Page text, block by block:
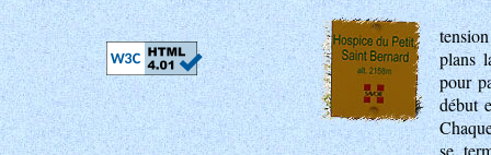
plans
pour
début
se